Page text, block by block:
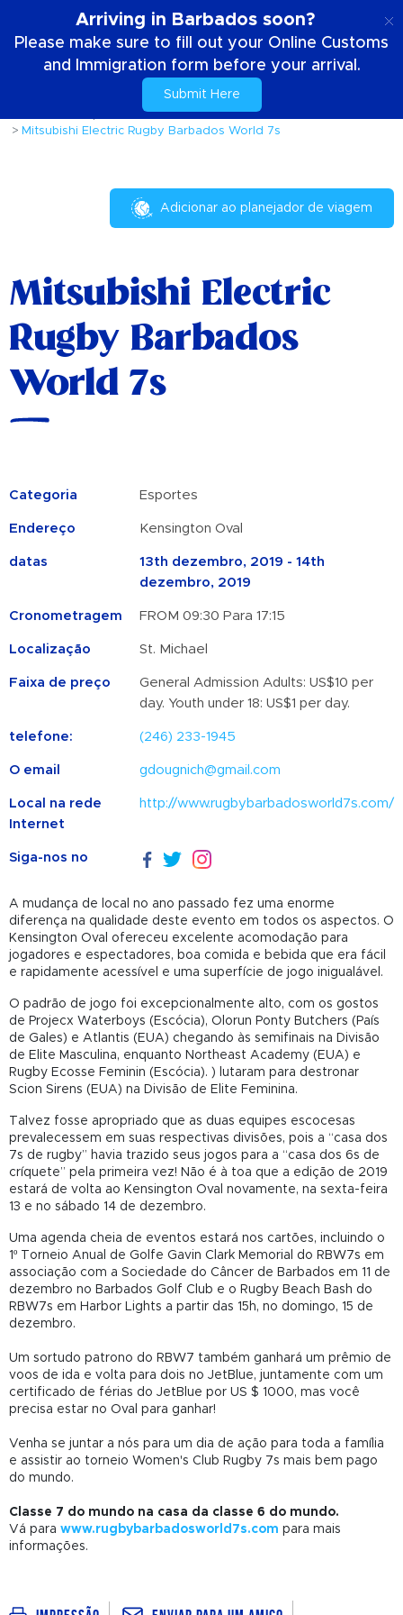
Arriving in Barbados soon?
Please make sure to fill out your Online Customs
and Immigration form before your arrival.
Submit Here
Coisas para fazer
Eventos e Festivais
Mitsubishi Electric Rugby Barbados World 7s
Adicionar ao planejador de viagem
Mitsubishi Electric
Rugby Barbados
World 7s
Categoria Esportes
Endereço Kensington Oval
datas
13th dezembro, 2019 - 14th
dezembro, 2019
Cronometragem FROM 09:30 Para 17:15
Localização St. Michael
Faixa de preço
General Admission Adults: US$10 per
day. Youth under 18: US$1 per day.
telefone: (246) 233-1945
O email gdougnich@gmail.com
Local na rede
Internet
http://www.rugbybarbadosworld7s.com/
Siga-nos no
A mudança de local no ano passado fez uma enorme
diferença na qualidade deste evento em todos os aspectos. O
Kensington Oval ofereceu excelente acomodação para
jogadores e espectadores, boa comida e bebida que era fácil
e rapidamente acessível e uma superfície de jogo inigualável.
O padrão de jogo foi excepcionalmente alto, com os gostos
de Projecx Waterboys (Escócia), Olorun Ponty Butchers (País
de Gales) e Atlantis (EUA) chegando às semifinais na Divisão
de Elite Masculina, enquanto Northeast Academy (EUA) e
Rugby Ecosse Feminin (Escócia). ) lutaram para destronar
Scion Sirens (EUA) na Divisão de Elite Feminina.
Talvez fosse apropriado que as duas equipes escocesas
prevalecessem em suas respectivas divisões, pois a “casa dos
7s de rugby” havia trazido seus jogos para a “casa dos 6s de
críquete” pela primeira vez! Não é à toa que a edição de 2019
estará de volta ao Kensington Oval novamente, na sexta-feira
13 e no sábado 14 de dezembro.
Uma agenda cheia de eventos estará nos cartões, incluindo o
1º Torneio Anual de Golfe Gavin Clark Memorial do RBW7s em
associação com a Sociedade do Câncer de Barbados em 11 de
dezembro no Barbados Golf Club e o Rugby Beach Bash do
RBW7s em Harbor Lights a partir das 15h, no domingo, 15 de
dezembro.
Um sortudo patrono do RBW7 também ganhará um prêmio de
voos de ida e volta para dois no JetBlue, juntamente com um
certificado de férias do JetBlue por US $ 1000, mas você
precisa estar no Oval para ganhar!
Venha se juntar a nós para um dia de ação para toda a família
e assistir ao torneio Women's Club Rugby 7s mais bem pago
do mundo.
Classe 7 do mundo na casa da classe 6 do mundo.
Vá para www.rugbybarbadosworld7s.com para mais
informações.